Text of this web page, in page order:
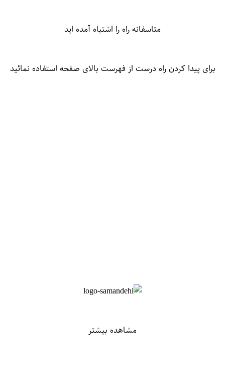
متاسفانه راه را اشتباه آمده اید
برای پیدا کردن راه درست از فهرست بالای صفحه استفاده نمائید
مشاهده بیشتر